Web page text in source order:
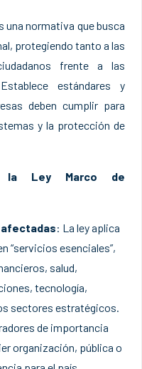
una normativa que busca
protegiendo tanto a las
frente a las
estándares y
deben cumplir para
y la protección de
la Ley Marco de
afectadas: La ley aplica
“servicios esenciales”,
salud,
tecnología,
sectores estratégicos.
de importancia
organización, pública o